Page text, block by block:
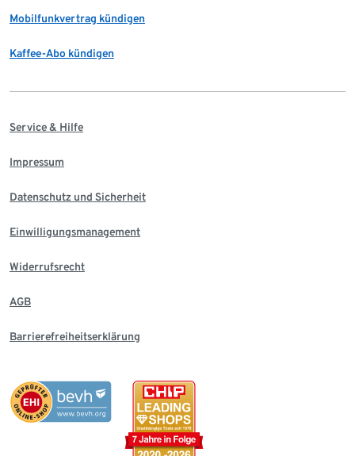
Mobilfunkvertrag kündigen
Kaffee-Abo kündigen
Service & Hilfe
Impressum
Datenschutz und Sicherheit
Einwilligungsmanagement
Widerrufsrecht
AGB
Barrierefreiheitserklärung